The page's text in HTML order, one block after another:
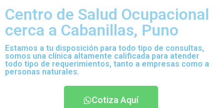
Centro de Salud Ocupacional
cerca a Cabanillas, Puno
Estamos a tu disposición para todo tipo de consultas,
somos una clínica altamente calificada para atender
todo tipo de requerimientos, tanto a empresas como a
personas naturales.
Cotiza Aquí